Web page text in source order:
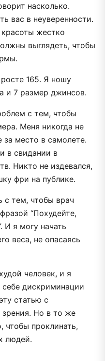
насколько.
вас в неуверенности.
жестко
выглядеть, чтобы
165. Я ношу
и 7 размер джинсов.
с тем, чтобы
Меня никогда не
за место в самолете.
в свидании в
Никто не издевался,
фри на публике.
с тем, чтобы врач
“Похудейте,
И я могу начать
веса, не опасаясь
человек, и я
себе дискриминации
статью с
зрения. Но в то же
чтобы проклинать,
людей.